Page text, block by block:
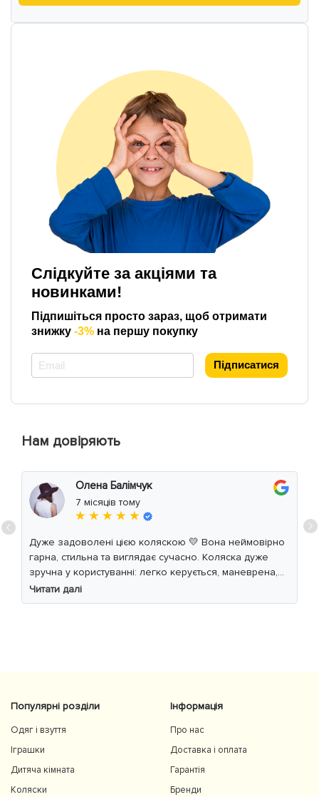
Слідкуйте за акціями та
новинками!
Підпишіться просто зараз, щоб отримати
знижку -3% на першу покупку
Підписатися
Нам довіряють
Олена Балімчук
7 місяців тому
★ ★ ★ ★ ★
Дуже задоволені цією коляскою 💛 Вона неймовірно
гарна, стильна та виглядає сучасно. Коляска дуже
зручна у користуванні: легко керується, маневрена,
м’який хід навіть по нерівній дорозі. Дитині
комфортно, просторе сидіння та великий капюшон
Читати далі
Популярні розділи
Одяг і взуття
Іграшки
Дитяча кімната
Коляски
Інформація
Про нас
Доставка і оплата
Гарантія
Бренди